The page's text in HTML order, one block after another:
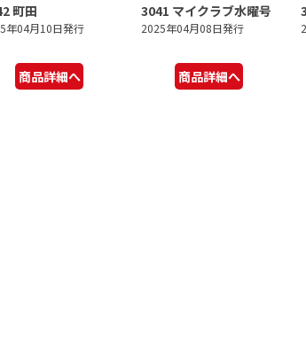
町田
年04月10日発行
商品詳細へ
3041 マイクラブ水曜号
2025年04月08日発行
商品詳細へ